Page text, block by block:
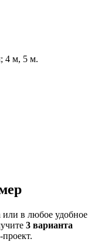
4 м, 5 м.
или в любое удобное
3 варианта